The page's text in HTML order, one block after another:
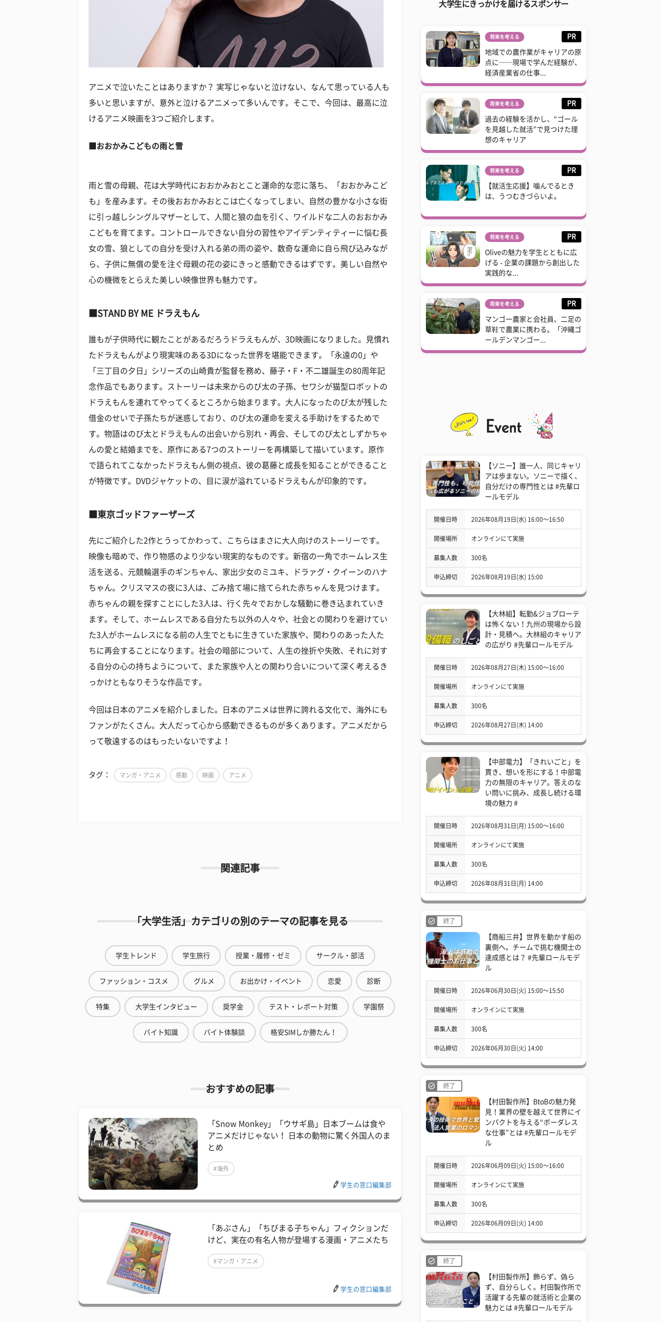
アニメで泣いたことはありますか？ 実写じゃないと泣けない、なんて思っている人も
多いと思いますが、意外と泣けるアニメって多いんです。そこで、今回は、最高に泣
けるアニメ映画を3つご紹介します。
■おおかみこどもの雨と雪
雨と雪の母親、花は大学時代におおかみおとこと運命的な恋に落ち、「おおかみこど
も」を産みます。その後おおかみおとこは亡くなってしまい、自然の豊かな小さな街
に引っ越しシングルマザーとして、人間と狼の血を引く、ワイルドな二人のおおかみ
こどもを育てます。コントロールできない自分の習性やアイデンティティーに悩む長
女の雪、狼としての自分を受け入れる弟の雨の姿や、数奇な運命に自ら飛び込みなが
ら、子供に無償の愛を注ぐ母親の花の姿にきっと感動できるはずです。美しい自然や
心の機微をとらえた美しい映像世界も魅力です。
■STAND BY ME ドラえもん
誰もが子供時代に観たことがあるだろうドラえもんが、3D映画になりました。見慣れ
たドラえもんがより現実味のある3Dになった世界を堪能できます。「永遠の0」や
「三丁目の夕日」シリーズの山崎貴が監督を務め、藤子・F・不二雄誕生の80周年記
念作品でもあります。ストーリーは未来からのび太の子孫、セワシが猫型ロボットの
ドラえもんを連れてやってくるところから始まります。大人になったのび太が残した
借金のせいで子孫たちが迷惑しており、のび太の運命を変える手助けをするためで
す。物語はのび太とドラえもんの出会いから別れ・再会、そしてのび太としずかちゃ
んの愛と結婚までを、原作にある7つのストーリーを再構築して描いています。原作
で語られてこなかったドラえもん側の視点、彼の葛藤と成長を知ることができること
が特徴です。DVDジャケットの、目に涙が溢れているドラえもんが印象的です。
■東京ゴッドファーザーズ
先にご紹介した2作とうってかわって、こちらはまさに大人向けのストーリーです。
映像も暗めで、作り物感のより少ない現実的なものです。新宿の一角でホームレス生
活を送る、元競輪選手のギンちゃん、家出少女のミユキ、ドラァグ・クイーンのハナ
ちゃん。クリスマスの夜に3人は、ごみ捨て場に捨てられた赤ちゃんを見つけます。
赤ちゃんの親を探すことにした3人は、行く先々でおかしな騒動に巻き込まれていき
ます。そして、ホームレスである自分たち以外の人々や、社会との関わりを避けてい
た3人がホームレスになる前の人生でともに生きていた家族や、関わりのあった人た
ちに再会することになります。社会の暗部について、人生の挫折や失敗、それに対す
る自分の心の持ちようについて、また家族や人との関わり合いについて深く考えるき
っかけともなりそうな作品です。
今回は日本のアニメを紹介しました。日本のアニメは世界に誇れる文化で、海外にも
ファンがたくさん。大人だって心から感動できるものが多くあります。アニメだから
って敬遠するのはもったいないですよ！
タグ： マンガ・アニメ 感動 映画 アニメ
関連記事
「大学生活」カテゴリの別のテーマの記事を見る
学生トレンド 学生旅行 授業・履修・ゼミ サークル・部活
ファッション・コスメ グルメ お出かけ・イベント 恋愛 診断
特集 大学生インタビュー 奨学金 テスト・レポート対策 学園祭
バイト知識 バイト体験談 格安SIMしか勝たん！
おすすめの記事
「Snow Monkey」「ウサギ島」日本ブームは食や
アニメだけじゃない！ 日本の動物に驚く外国人のま
とめ
#海外
学生の窓口編集部
「あぶさん」「ちびまる子ちゃん」フィクションだ
けど、実在の有名人物が登場する漫画・アニメたち
#マンガ・アニメ
学生の窓口編集部
大学生にきっかけを届けるスポンサー
将来を考える PR
地域での農作業がキャリアの原
点に──現場で学んだ経験が、
経済産業省の仕事...
将来を考える PR
過去の経験を活かし、“ゴール
を見越した就活”で見つけた理
想のキャリア
将来を考える PR
【就活生応援】噛んでるとき
は、うつむきづらいよ。
将来を考える PR
Oliveの魅力を学生とともに広
げる - 企業の課題から創出した
実践的な...
将来を考える PR
マンゴー農家と会社員、二足の
草鞋で農業に携わる。「沖縄ゴ
ールデンマンゴー...
【ソニー】誰一人、同じキャリ
アは歩まない。ソニーで描く、
自分だけの専門性とは #先輩ロ
ールモデル
開催日時 2026年08月19日(水) 16:00〜16:50
開催場所 オンラインにて実施
募集人数 300名
申込締切 2026年08月19日(水) 15:00
【大林組】転勤&ジョブローテ
は怖くない！九州の現場から設
計・見積へ。大林組のキャリア
の広がり #先輩ロールモデル
開催日時 2026年08月27日(木) 15:00〜16:00
開催場所 オンラインにて実施
募集人数 300名
申込締切 2026年08月27日(木) 14:00
【中部電力】「きれいごと」を
貫き、想いを形にする！中部電
力の無限のキャリア。答えのな
い問いに挑み、成長し続ける環
境の魅力 #
開催日時 2026年08月31日(月) 15:00〜16:00
開催場所 オンラインにて実施
募集人数 300名
申込締切 2026年08月31日(月) 14:00
終了
【商船三井】世界を動かす船の
裏側へ。チームで挑む機関士の
達成感とは？ #先輩ロールモデ
ル
開催日時 2026年06月30日(火) 15:00〜15:50
開催場所 オンラインにて実施
募集人数 300名
申込締切 2026年06月30日(火) 14:00
終了
【村田製作所】BtoBの魅力発
見！業界の壁を越えて世界にイ
ンパクトを与える“ボーダレス
な仕事”とは #先輩ロールモデ
ル
開催日時 2026年06月09日(火) 15:00〜16:00
開催場所 オンラインにて実施
募集人数 300名
申込締切 2026年06月09日(火) 14:00
終了
【村田製作所】飾らず、偽ら
ず、自分らしく。村田製作所で
活躍する先輩の就活術と企業の
魅力とは #先輩ロールモデル